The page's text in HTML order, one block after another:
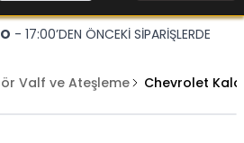
- 17:00’DEN ÖNCEKİ SİPARİŞLERDE
Valf ve Ateşleme Chevrolet